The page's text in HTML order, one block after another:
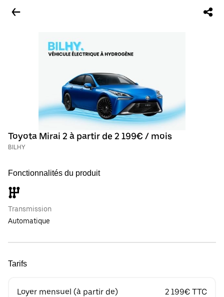
Toyota Mirai 2 à partir de 2 199€ / mois
BILHY
Fonctionnalités du produit
Transmission
Automatique
Tarifs
Loyer mensuel (à partir de) 2 199€ TTC